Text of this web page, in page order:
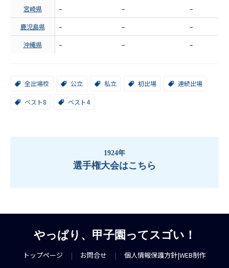
宮崎県 – – –
鹿児島県 – – –
沖縄県 – – –
全出場校 公立 私立 初出場 連続出場
ベスト8 ベスト4
1924年
選手権大会はこちら
やっぱり、甲子園ってスゴい！
トップページ | お問合せ | 個人情報保護方針|WEB制作